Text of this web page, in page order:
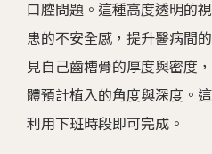
口腔問題。這種高度透明的
患的不安全感，提升醫病間
見自己齒槽骨的厚度與密度
體預計植入的角度與深度。
利用下班時段即可完成。